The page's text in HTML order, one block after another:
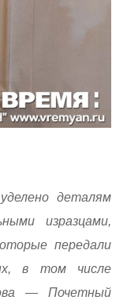
деталям
изразцами,
передали
в том числе
— Почетный